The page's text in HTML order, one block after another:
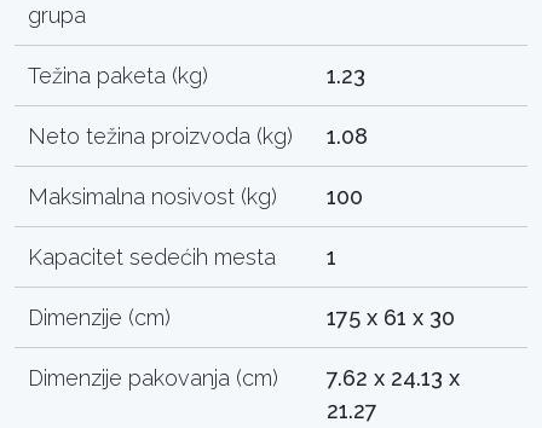
grupa
Težina paketa (kg) 1.23
Neto težina proizvoda (kg) 1.08
Maksimalna nosivost (kg) 100
Kapacitet sedećih mesta 1
Dimenzije (cm) 175 x 61 x 30
Dimenzije pakovanja (cm)
7.62 x 24.13 x
21.27